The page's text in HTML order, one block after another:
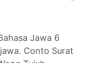
Jawa 6
Conto Surat